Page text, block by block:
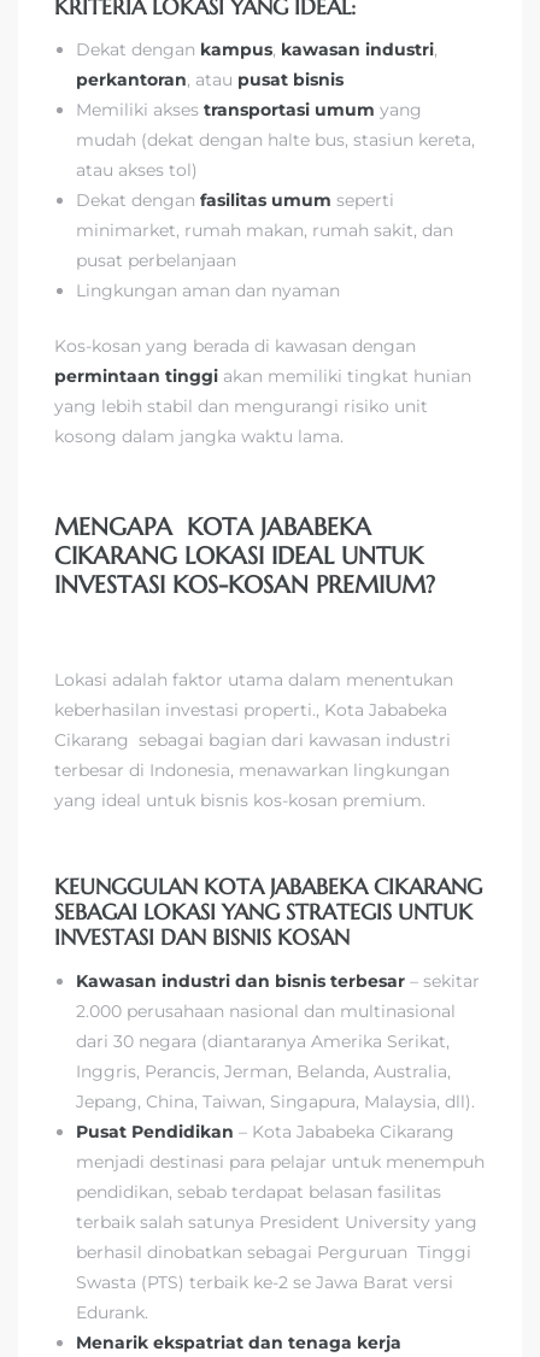
KRITERIA LOKASI YANG IDEAL:
Dekat dengan kampus, kawasan industri,
perkantoran, atau pusat bisnis
Memiliki aksestransportasi umum yang
mudah (dekat dengan halte bus, stasiun kereta,
atau akses tol)
Dekat denganfasilitas umum seperti
minimarket, rumah makan, rumah sakit, dan
pusat perbelanjaan
Lingkungan aman dan nyaman
Kos-kosan yang berada di kawasan dengan
permintaan tinggi akan memiliki tingkat hunian
yang lebih stabil dan mengurangi risiko unit
kosong dalam jangka waktu lama.
MENGAPA KOTA JABABEKA
CIKARANG LOKASI IDEAL UNTUK
INVESTASI KOS-KOSAN PREMIUM?
Lokasi adalah faktor utama dalam menentukan
keberhasilan investasi properti., Kota Jababeka
Cikarang sebagai bagian dari kawasan industri
terbesar di Indonesia, menawarkan lingkungan
yang ideal untuk bisnis kos-kosan premium.
KEUNGGULAN KOTA JABABEKA CIKARANG
SEBAGAI LOKASI YANG STRATEGIS UNTUK
INVESTASI DAN BISNIS KOSAN
Kawasan industri dan bisnis terbesar – sekitar
2.000 perusahaan nasional dan multinasional
dari 30 negara (diantaranya Amerika Serikat,
Inggris, Perancis, Jerman, Belanda, Australia,
Jepang, China, Taiwan, Singapura, Malaysia, dll).
Pusat Pendidikan – Kota Jababeka Cikarang
menjadi destinasi para pelajar untuk menempuh
pendidikan, sebab terdapat belasan fasilitas
terbaik salah satunya President University yang
berhasil dinobatkan sebagai Perguruan Tinggi
Swasta (PTS) terbaik ke-2 se Jawa Barat versi
Edurank.
Menarik ekspatriat dan tenaga kerja